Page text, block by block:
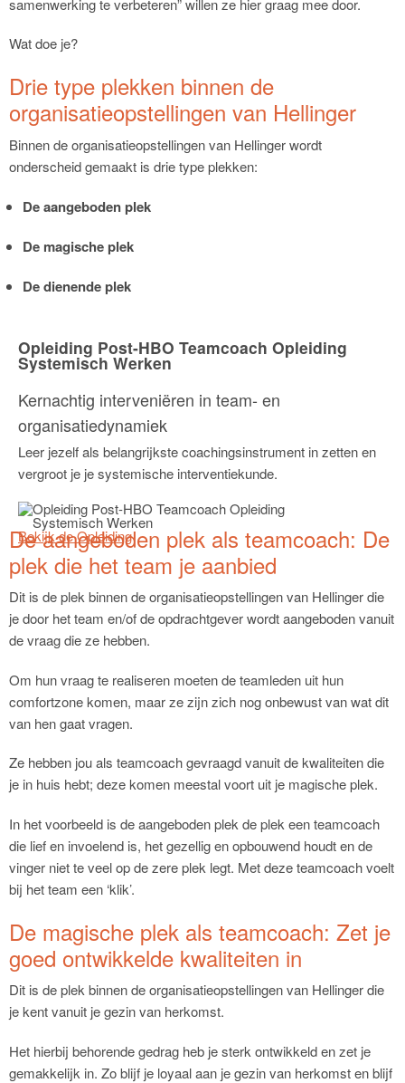
samenwerking te verbeteren” willen ze hier graag mee door.
Wat doe je?
Drie type plekken binnen de
organisatieopstellingen van Hellinger
Binnen de organisatieopstellingen van Hellinger wordt
onderscheid gemaakt is drie type plekken:
De aangeboden plek
De magische plek
De dienende plek
Opleiding Post-HBO Teamcoach Opleiding
Systemisch Werken
Kernachtig interveniëren in team- en
organisatiedynamiek
Leer jezelf als belangrijkste coachingsinstrument in zetten en
vergroot je je systemische interventiekunde.
Bekijk de Opleiding
De aangeboden plek als teamcoach: De
plek die het team je aanbied
Dit is de plek binnen de organisatieopstellingen van Hellinger die
je door het team en/of de opdrachtgever wordt aangeboden vanuit
de vraag die ze hebben.
Om hun vraag te realiseren moeten de teamleden uit hun
comfortzone komen, maar ze zijn zich nog onbewust van wat dit
van hen gaat vragen.
Ze hebben jou als teamcoach gevraagd vanuit de kwaliteiten die
je in huis hebt; deze komen meestal voort uit je magische plek.
In het voorbeeld is de aangeboden plek de plek een teamcoach
die lief en invoelend is, het gezellig en opbouwend houdt en de
vinger niet te veel op de zere plek legt. Met deze teamcoach voelt
bij het team een ‘klik’.
De magische plek als teamcoach: Zet je
goed ontwikkelde kwaliteiten in
Dit is de plek binnen de organisatieopstellingen van Hellinger die
je kent vanuit je gezin van herkomst.
Het hierbij behorende gedrag heb je sterk ontwikkeld en zet je
gemakkelijk in. Zo blijf je loyaal aan je gezin van herkomst en blijf